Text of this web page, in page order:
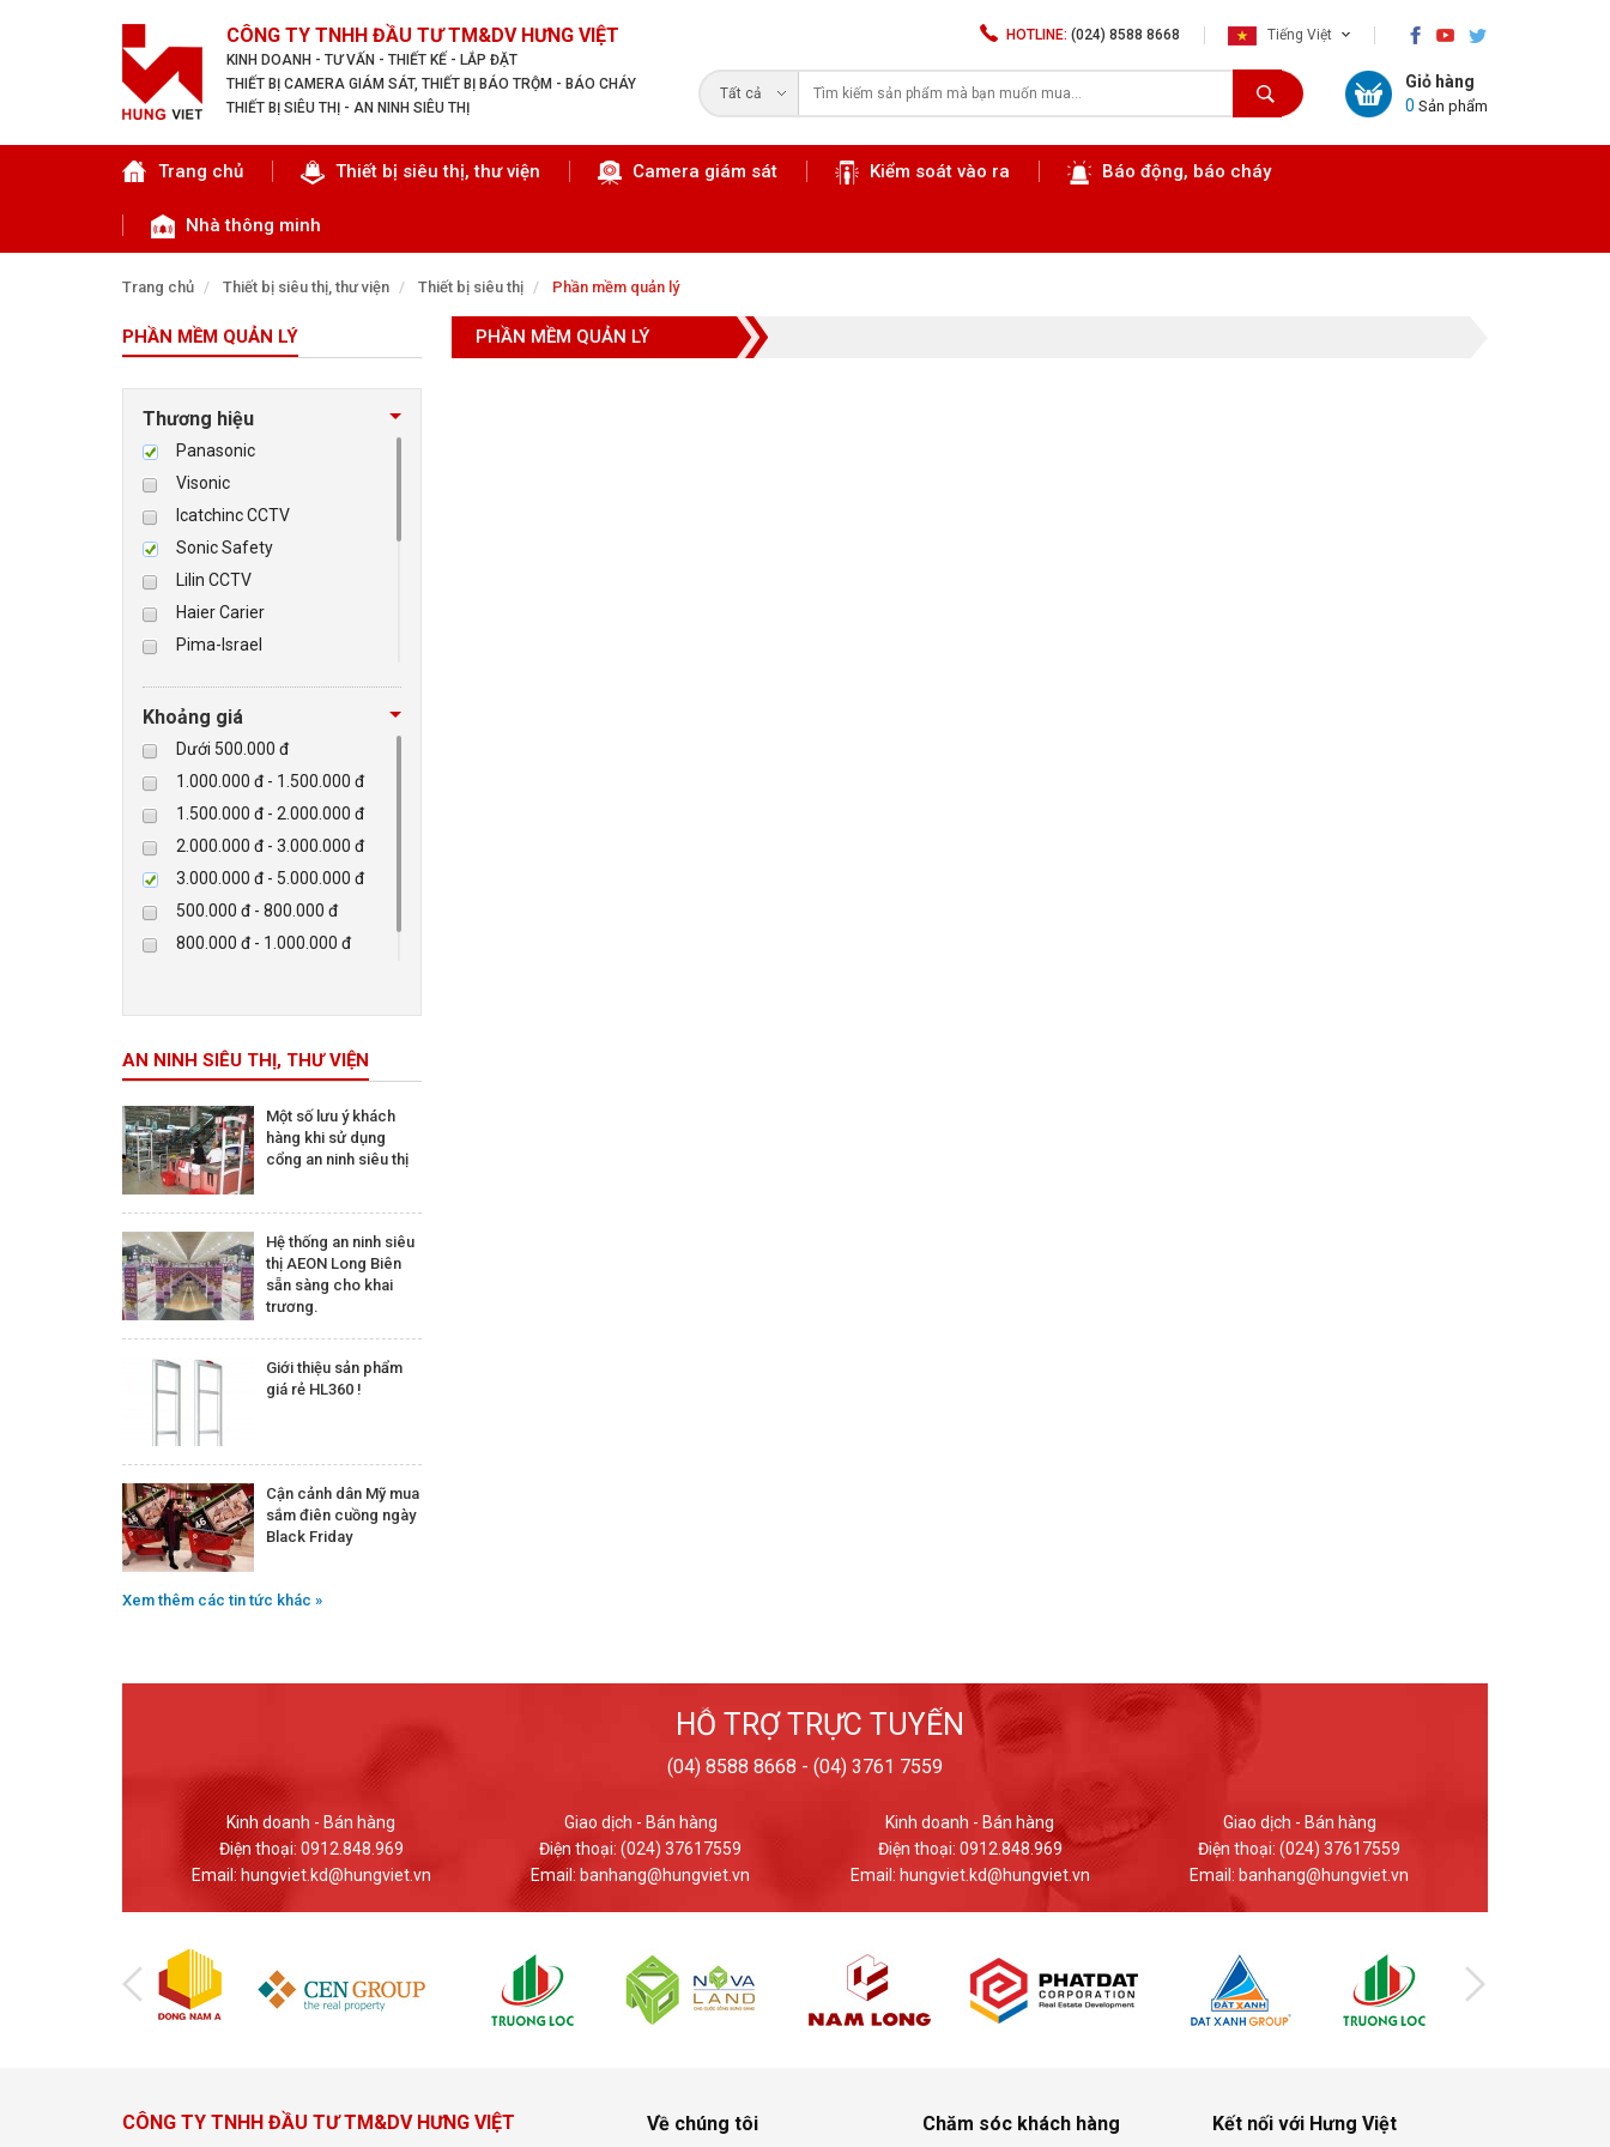
CÔNG TY TNHH ĐẦU TƯ TM&DV HƯNG VIỆT
KINH DOANH - TƯ VẤN - THIẾT KẾ - LẮP ĐẶT
THIẾT BỊ CAMERA GIÁM SÁT, THIẾT BỊ BÁO TRỘM - BÁO CHÁY
THIẾT BỊ SIÊU THỊ - AN NINH SIÊU THỊ
HOTLINE: (024) 8588 8668 Tiếng Việt
Tất cả
Giỏ hàng
0 Sản phẩm
Trang chủ Thiết bị siêu thị, thư viện Camera giám sát Kiểm soát vào ra Báo động, báo cháy
Nhà thông minh
Trang chủ Thiết bị siêu thị, thư viện Thiết bị siêu thị Phần mềm quản lý
PHẦN MỀM QUẢN LÝ
PHẦN MỀM QUẢN LÝ
Thương hiệu
Panasonic
Visonic
Icatchinc CCTV
Sonic Safety
Lilin CCTV
Haier Carier
Pima-Israel
Checkpoint
Paradox-Canada
D-max
HIKVISON
Eguard
Khác
Rapiscan
Khoảng giá
Dưới 500.000 đ
1.000.000 đ - 1.500.000 đ
1.500.000 đ - 2.000.000 đ
2.000.000 đ - 3.000.000 đ
3.000.000 đ - 5.000.000 đ
500.000 đ - 800.000 đ
800.000 đ - 1.000.000 đ
AN NINH SIÊU THỊ, THƯ VIỆN
Một số lưu ý khách
hàng khi sử dụng
cổng an ninh siêu thị
Hệ thống an ninh siêu
thị AEON Long Biên
sẵn sàng cho khai
trương.
Giới thiệu sản phẩm
giá rẻ HL360 !
Cận cảnh dân Mỹ mua
sắm điên cuồng ngày
Black Friday
Xem thêm các tin tức khác »
HỖ TRỢ TRỰC TUYẾN
(04) 8588 8668 - (04) 3761 7559
Giao dịch - Bán hàng
Điện thoại: (024) 37617559
Email: banhang@hungviet.vn
Kinh doanh - Bán hàng
Điện thoại: 0912.848.969
Email: hungviet.kd@hungviet.vn
Giao dịch - Bán hàng
Điện thoại: (024) 37617559
Email: banhang@hungviet.vn
Kinh doanh - Bán hàng
Điện thoại: 0912.848.969
Email: hungviet.kd@hungviet.vn
CÔNG TY TNHH ĐẦU TƯ TM&DV HƯNG VIỆT Về chúng tôi Chăm sóc khách hàng Kết nối với Hưng Việt
Tìm theo danh mục
TRANG CHỦ
THIẾT BỊ SIÊU THỊ, THƯ VIỆN
CAMERA GIÁM SÁT
BÁO ĐỘNG, BÁO CHÁY
NHÀ THÔNG MINH
LIÊN HỆ